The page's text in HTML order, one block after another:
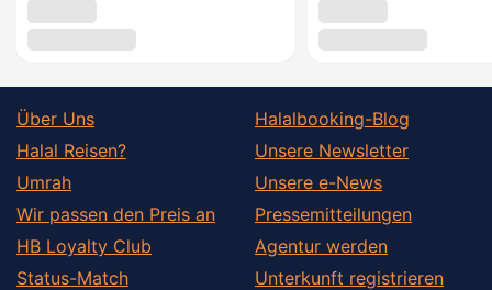
Über Uns
Halal Reisen?
Umrah
Wir passen den Preis an
HB Loyalty Club
Status-Match
Halalbooking-Blog
Unsere Newsletter
Unsere e-News
Pressemitteilungen
Agentur werden
Unterkunft registrieren